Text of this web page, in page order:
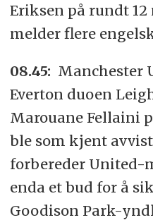
Eriksen på rundt
melder flere
08.45: Manchester
Everton duoen
Marouane Fellaini
ble som kjent
forbereder United-
enda et bud for å
Goodison Park-